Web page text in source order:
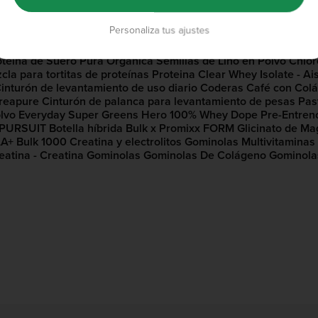
de Proteína Todo en uno vegano
de levantamiento premiumGuantes de levantamiento
de Suero Pura OrgánicaSemillas de Lino en Polvo
para tortitas de proteínas Proteina Clear Whey Isolate -
de levantamiento de uso diario Coderas Café con
Cinturón de palanca para levantamiento de pesas
Everyday Super Greens Hero 100% Whey Dope Pre-
Botella híbrida Bulk x Promixx FORM Glicinato de
Bulk 1000 Creatina y electrolitos Gominolas Multivitaminas
- Creatina Gominolas Gominolas De Colágeno
Personaliza tus ajustes